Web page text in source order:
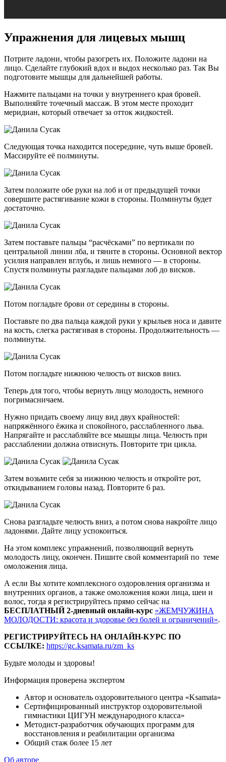
Упражнения для лицевых мышц
Потрите ладони, чтобы разогреть их. Положите ладони на
лицо. Сделайте глубокий вдох и выдох несколько раз. Так Вы
подготовите мышцы для дальнейшей работы.
Нажмите пальцами на точки у внутреннего края бровей.
Выполняйте точечный массаж. В этом месте проходит
меридиан, который отвечает за отток жидкостей.
Следующая точка находится посередине, чуть выше бровей.
Массируйте её полминуты.
Затем положите обе руки на лоб и от предыдущей точки
совершите растягивание кожи в стороны. Полминуты будет
достаточно.
Затем поставьте пальцы “расчёсками” по вертикали по
центральной линии лба, и тяните в стороны. Основной вектор
усилия направлен вглубь, и лишь немного — в стороны.
Спустя полминуты разгладьте пальцами лоб до висков.
Потом погладьте брови от середины в стороны.
Поставьте по два пальца каждой руки у крыльев носа и давите
на кость, слегка растягивая в стороны. Продолжительность —
полминуты.
Потом погладьте нижнюю челюсть от висков вниз.
Теперь для того, чтобы вернуть лицу молодость, немного
погримасничаем.
Нужно придать своему лицу вид двух крайностей:
напряжённого ёжика и спокойного, расслабленного льва.
Напрягайте и расслабляйте все мышцы лица. Челюсть при
расслаблении должна отвиснуть. Повторите три цикла.
Затем возьмите себя за нижнюю челюсть и откройте рот,
откидыванием головы назад. Повторите 6 раз.
Снова разгладьте челюсть вниз, а потом снова накройте лицо
ладонями. Дайте лицу успокоиться.
На этом комплекс упражнений, позволяющий вернуть
молодость лицу, окончен. Пишите свой комментарий по теме
омоложения лица.
А если Вы хотите комплексного оздоровления организма и
внутренних органов, а также омоложения кожи лица, шеи и
волос, тогда я регистрируйтесь прямо сейчас на
БЕСПЛАТНЫЙ 2-дневный онлайн-курс «ЖЕМЧУЖИНА
МОЛОДОСТИ: красота и здоровье без болей и ограничений».
РЕГИСТРИРУЙТЕСЬ НА ОНЛАЙН-КУРС ПО
ССЫЛКЕ: https://gc.ksamata.ru/zm_ks
Будьте молоды и здоровы!
Информация проверена экспертом
Автор и основатель оздоровительного центра «Ksamata»
Сертифицированный инструктор оздоровительной
гимнастики ЦИГУН международного класса»
Методист-разработчик обучающих программ для
восстановления и реабилитации организма
Общий стаж более 15 лет
Об авторе